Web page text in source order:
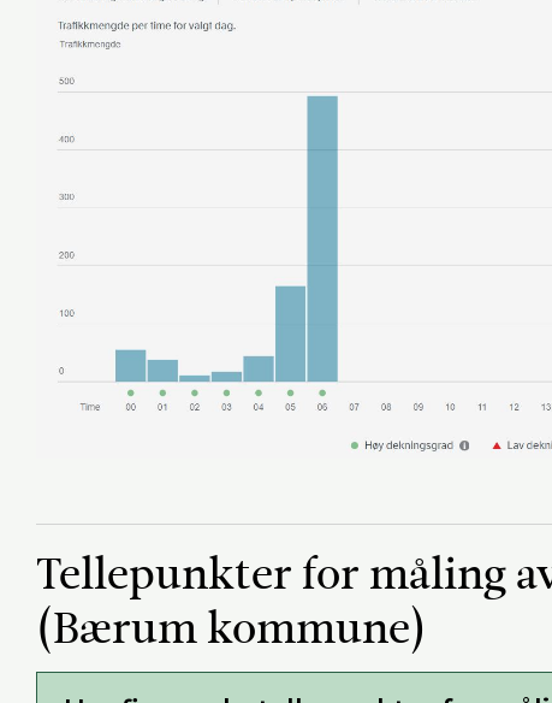
Tellepunkter for måling
(Bærum kommune)